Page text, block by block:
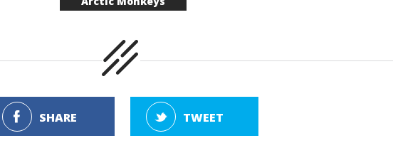
SHARE TWEET